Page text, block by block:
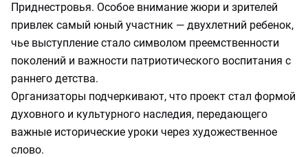
Приднестровья. Особое внимание жюри и зрителей
привлек самый юный участник — двухлетний ребенок,
чье выступление стало символом преемственности
поколений и важности патриотического воспитания с
раннего детства.
Организаторы подчеркивают, что проект стал формой
духовного и культурного наследия, передающего
важные исторические уроки через художественное
слово.